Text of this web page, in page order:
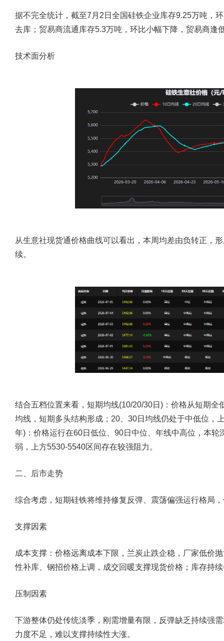
据不完全统计，截至7月2日全国硅铁企业库存9.25万吨，
去库；贸易商流通库存5.3万吨，环比小幅下降，贸易商逢
技术面分析
从生意社现货通价格曲线可以看出，本周均差由负转正，
续。
结合五档位置来看，短期均线(10/20/30日)： 价格从短期全
均线，短期多头结构形成；20、30日均线仍处于中低位，
年)： 价格运行在60日低位、90日中位、年线中高位，本
弱，上方5530-5540区间存在较强阻力。
二、后市走势
综合考虑，短期硅铁将维持修复反弹、震荡偏强运行格局
支撑因素
成本支撑：价格远离成本下限，兰炭止跌企稳，厂家低价
性补库、钢招价格上调，成交回暖支撑现货价格；库存持
压制因素
下游整体仍处传统淡季，刚需增量有限，反弹缺乏持续强
力度不足，难以支撑持续性大涨。